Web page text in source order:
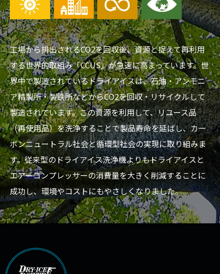
工場から排出されるCO2を回収後、資源と捉えて再利用
する世界的取組み「CCUS」が急速に高まっています。世
界中で製造されているドライアイスは、石油・アンモニ
ア精製所・製鉄所などからCO2を回収・リサイクルして
製造されています。この資源を利用して、リユース品
（再使用品）を洗浄することで製品寿命を延ばし、カー
ボンニュートラル社会と循環型社会の実現に取り組みま
す。従来型のドライアイス洗浄機よりもドライアイスと
エアーコンプレッサーの消費量を大きく削減することに
成功し、環境やコストにもやさしくなりました。